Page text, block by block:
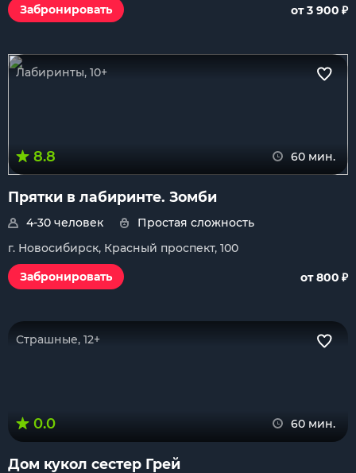
Забронировать
от 3 900 ₽
Лабиринты, 10+
8.8 60 мин.
Прятки в лабиринте. Зомби
4-30 человек
Простая сложность
г. Новосибирск, Красный проспект, 100
Забронировать
от 800 ₽
Страшные, 12+
0.0 60 мин.
Дом кукол сестер Грей